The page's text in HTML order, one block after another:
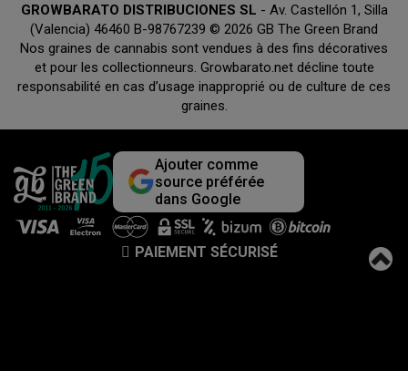
GROWBARATO DISTRIBUCIONES SL - Av. Castellón 1, Silla
(Valencia) 46460 B-98767239 © 2026 GB The Green Brand
Nos graines de cannabis sont vendues à des fins décoratives
et pour les collectionneurs. Growbarato.net décline toute
responsabilité en cas d’usage inapproprié ou de culture de ces
graines.
Ajouter comme
source préférée
dans Google
PAIEMENT SÉCURISÉ